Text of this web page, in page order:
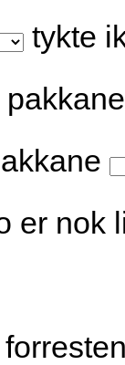
tykte
er nok